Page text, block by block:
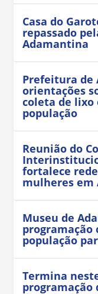
Casa do
repassado
Adamantina
Prefeitura de
orientações
coleta de lixo
população
Reunião do
fortalece
mulheres em
Museu de
população
Termina
programação